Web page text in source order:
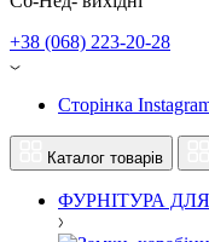
+38 (068) 223-20-28
Сторінка
Каталог товарів
ФУРНІТУРА ДЛЯ